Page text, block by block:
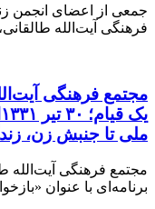
جمعی از اعضای انجمن
فرهنگی آیت‌الله
مجتمع فرهنگی
ملی تا جنبش زن،
برنامه‌ای با عنوان «بازخوانی یک قیام؛